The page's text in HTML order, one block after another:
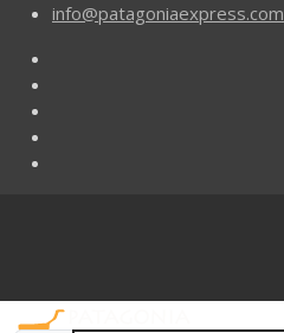
info@patagoniaexpress.com